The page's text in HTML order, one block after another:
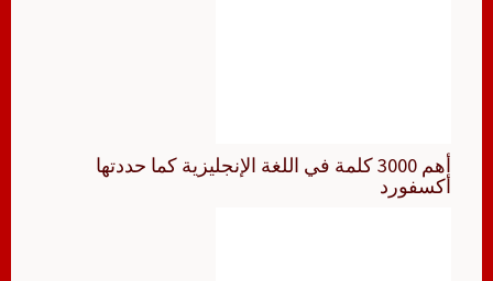
أهم 3000 كلمة في اللغة الإنجليزية كما حددتها
أكسفورد